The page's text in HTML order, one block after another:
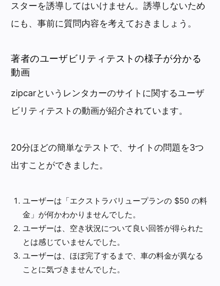
スターを誘導してはいけません。誘導しないため
にも、事前に質問内容を考えておきましょう。
著者のユーザビリティテストの様子が分かる
動画
zipcarというレンタカーのサイトに関するユーザ
ビリティテストの動画が紹介されています。
20分ほどの簡単なテストで、サイトの問題を3つ
出すことができました。
ユーザーは「エクストラバリュープランの $50 の料
金」が何かわかりませんでした。
ユーザーは、空き状況について良い回答が得られた
とは感じていませんでした。
ユーザーは、ほぼ完了するまで、車の料金が異なる
ことに気づきませんでした。